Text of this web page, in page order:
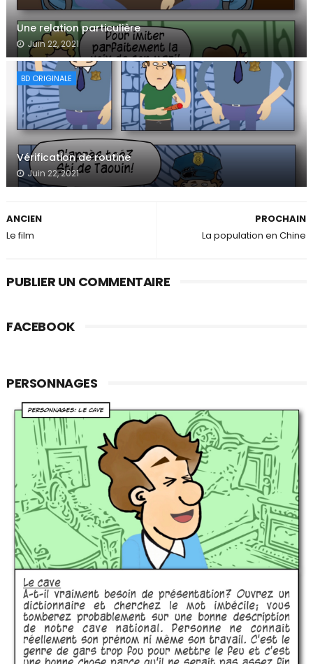
Une relation particulière
Juin 22, 2021
BD ORIGINALE
Vérification de routine
Juin 22, 2021
PROCHAIN
La population en Chine
ANCIEN
Le film
PUBLIER UN COMMENTAIRE
FACEBOOK
PERSONNAGES